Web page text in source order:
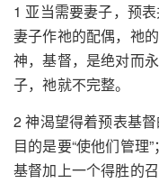
1 亚当需要妻子，预
妻子作祂的配偶，祂
神，基督，是绝对而
子，祂就不完整。
2 神渴望得着预表基
目的是要“使他们管理
基督加上一个得胜的